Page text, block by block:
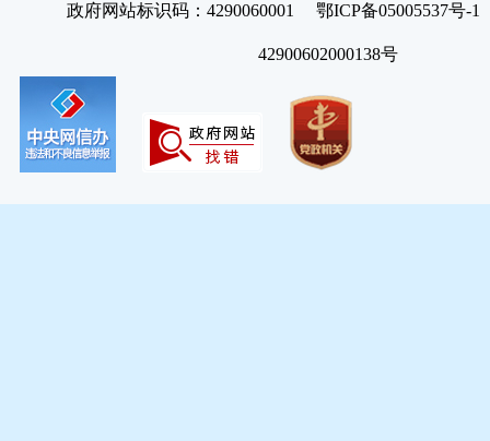
政府网站标识码：4290060001 鄂ICP备05005537号
42900602000138号